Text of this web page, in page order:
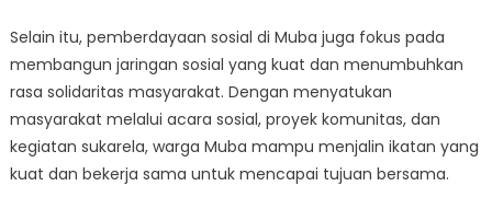
Selain itu, pemberdayaan sosial di Muba juga fokus pada
membangun jaringan sosial yang kuat dan menumbuhkan
rasa solidaritas masyarakat. Dengan menyatukan
masyarakat melalui acara sosial, proyek komunitas, dan
kegiatan sukarela, warga Muba mampu menjalin ikatan yang
kuat dan bekerja sama untuk mencapai tujuan bersama.